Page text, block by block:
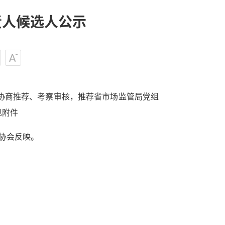
候选人公示
推荐、考察审核，推荐省市场监管局党组
附件
反映。